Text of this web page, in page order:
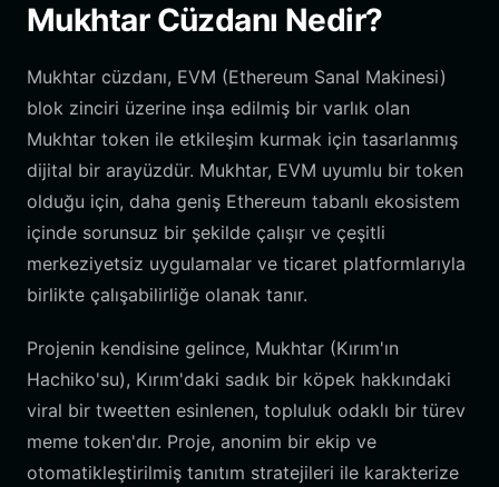
Mukhtar Cüzdanı Nedir?
Mukhtar cüzdanı, EVM (Ethereum Sanal Makinesi)
blok zinciri üzerine inşa edilmiş bir varlık olan
Mukhtar token ile etkileşim kurmak için tasarlanmış
dijital bir arayüzdür. Mukhtar, EVM uyumlu bir token
olduğu için, daha geniş Ethereum tabanlı ekosistem
içinde sorunsuz bir şekilde çalışır ve çeşitli
merkeziyetsiz uygulamalar ve ticaret platformlarıyla
birlikte çalışabilirliğe olanak tanır.
Projenin kendisine gelince, Mukhtar (Kırım'ın
Hachiko'su), Kırım'daki sadık bir köpek hakkındaki
viral bir tweetten esinlenen, topluluk odaklı bir türev
meme token'dır. Proje, anonim bir ekip ve
otomatikleştirilmiş tanıtım stratejileri ile karakterize